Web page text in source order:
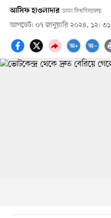
আসিফ হাওলাদার ঢাকা বিশ্ববিদ্যালয়
আপডেট: ০৭ জানুয়ারি ২০২৪, ১২: ৩১